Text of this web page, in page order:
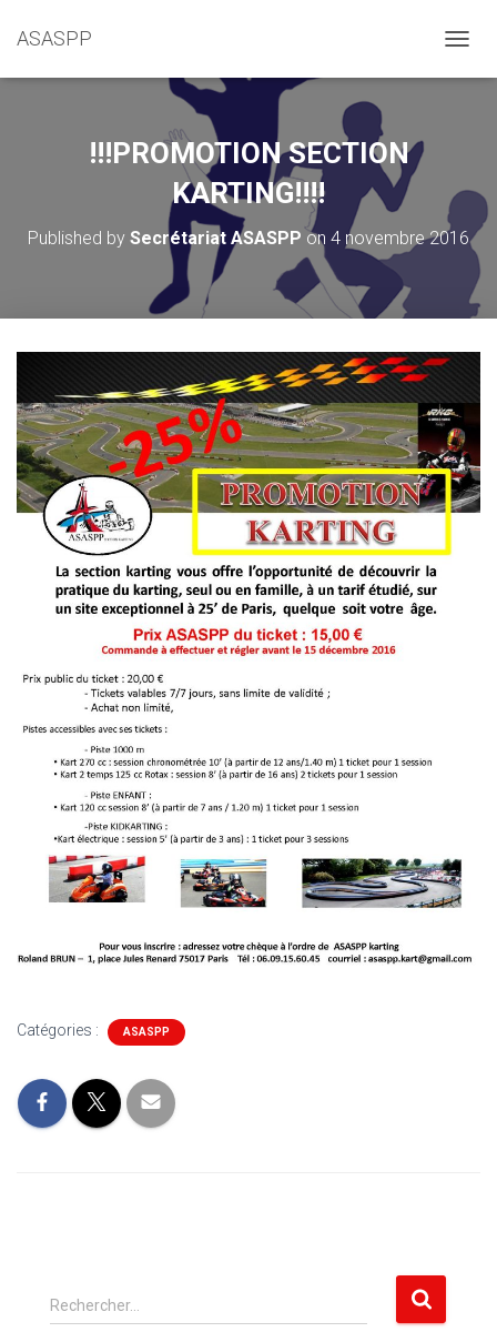
ASASPP
!!!PROMOTION SECTION
KARTING!!!!
Published by Secrétariat ASASPP on 4 novembre 2016
Catégories : ASASPP
R
e
Rechercher…